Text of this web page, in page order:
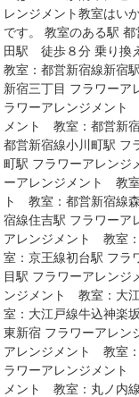
レンジメント教室はい
です。 教室のある駅
田駅 徒歩８分 乗り換
教室：都営新宿線新宿
新宿三丁目 フラワー
ラワーアレンジメント
メント 教室：都営新
都営新宿線小川町駅
町駅 フラワーアレン
ーアレンジメント 教
ト 教室：都営新宿線
宿線住吉駅 フラワー
アレンジメント 教室
室：京王線初台駅 フ
目駅 フラワーアレン
ンジメント 教室：大
室：大江戸線牛込神楽
東新宿 フラワーアレ
アレンジメント 教室
ラワーアレンジメント
メント 教室：丸ノ内